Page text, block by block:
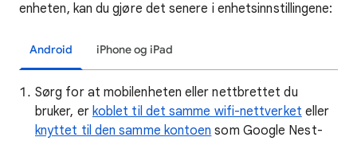
enheten, kan du gjøre det senere i enhetsinnstillingene:
Android iPhone og iPad
Sørg for at mobilenheten eller nettbrettet du
bruker, er koblet til det samme wifi-nettverket eller
knyttet til den samme kontoen som Google Nest-